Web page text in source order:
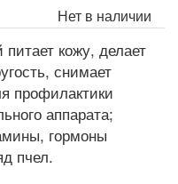
Нет в наличии